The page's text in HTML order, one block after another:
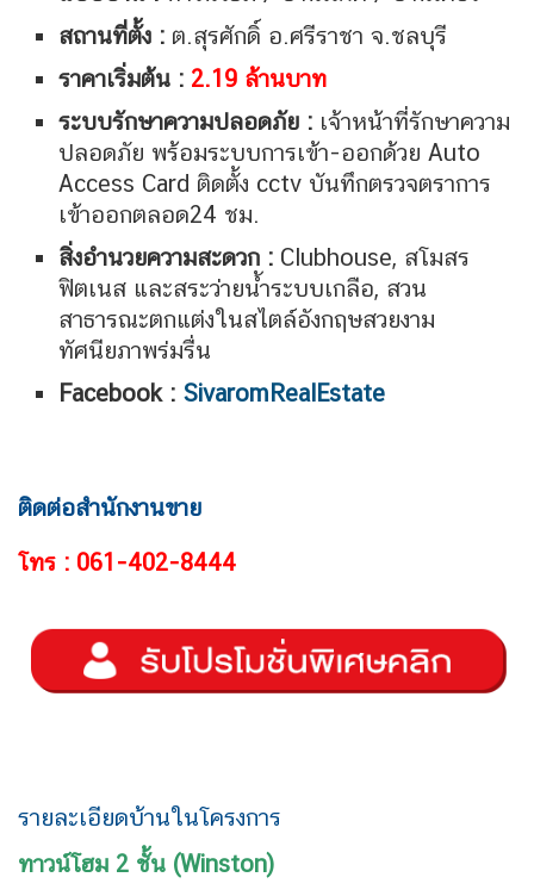
สถานที่ตั้ง : ต.สุรศักดิ์ อ.ศรีราชา จ.ชลบุรี
ราคาเริ่มต้น : 2.19 ล้านบาท
ระบบรักษาความปลอดภัย : เจ้าหน้าที่รักษาความ
ปลอดภัย พร้อมระบบการเข้า-ออกด้วย Auto
Access Card ติดตั้ง cctv บันทึกตรวจตราการ
เข้าออกตลอด24 ชม.
สิ่งอำนวยความสะดวก : Clubhouse, สโมสร
ฟิตเนส และสระว่ายน้ำระบบเกลือ, สวน
สาธารณะตกแต่งในสไตล์อังกฤษสวยงาม
ทัศนียภาพร่มรื่น
Facebook : SivaromRealEstate
ติดต่อสำนักงานขาย
โทร : 061-402-8444
รายละเอียดบ้านในโครงการ
ทาวน์โฮม 2 ชั้น (Winston)